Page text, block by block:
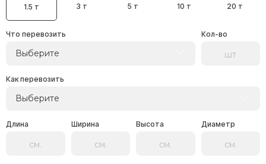
1.5 т 3 т 5 т 10 т 20 т
Что перевозить
Выберите
Кол-во
Как перевозить
Выберите
Длина Ширина Высота Диаметр